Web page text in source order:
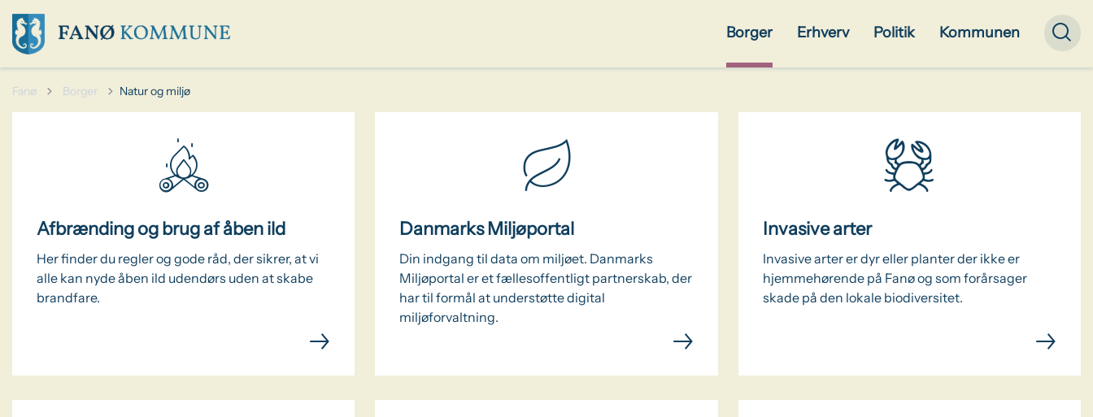
Borger Erhverv Politik Kommunen
Fanø Tilbage til
Borger Natur og miljø
Afbrænding og brug af åben ild
Her finder du regler og gode råd, der sikrer, at vi
alle kan nyde åben ild udendørs uden at skabe
brandfare.
Danmarks Miljøportal
Din indgang til data om miljøet. Danmarks
Miljøportal er et fællesoffentligt partnerskab, der
har til formål at understøtte digital
miljøforvaltning.
Invasive arter
Invasive arter er dyr eller planter der ikke er
hjemmehørende på Fanø og som forårsager
skade på den lokale biodiversitet.